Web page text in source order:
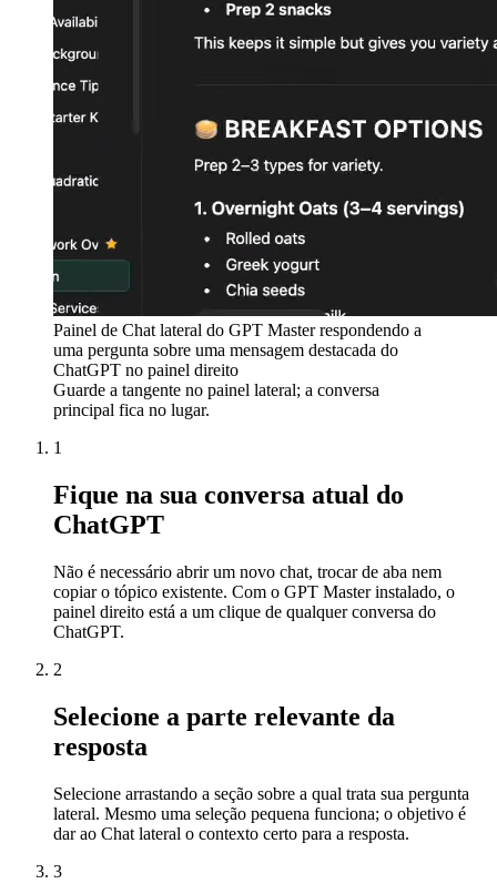
Painel de Chat lateral do GPT Master respondendo a
uma pergunta sobre uma mensagem destacada do
ChatGPT no painel direito
Guarde a tangente no painel lateral; a conversa
principal fica no lugar.
1
Fique na sua conversa atual do
ChatGPT
Não é necessário abrir um novo chat, trocar de aba nem
copiar o tópico existente. Com o GPT Master instalado, o
painel direito está a um clique de qualquer conversa do
ChatGPT.
2
Selecione a parte relevante da
resposta
Selecione arrastando a seção sobre a qual trata sua pergunta
lateral. Mesmo uma seleção pequena funciona; o objetivo é
dar ao Chat lateral o contexto certo para a resposta.
3